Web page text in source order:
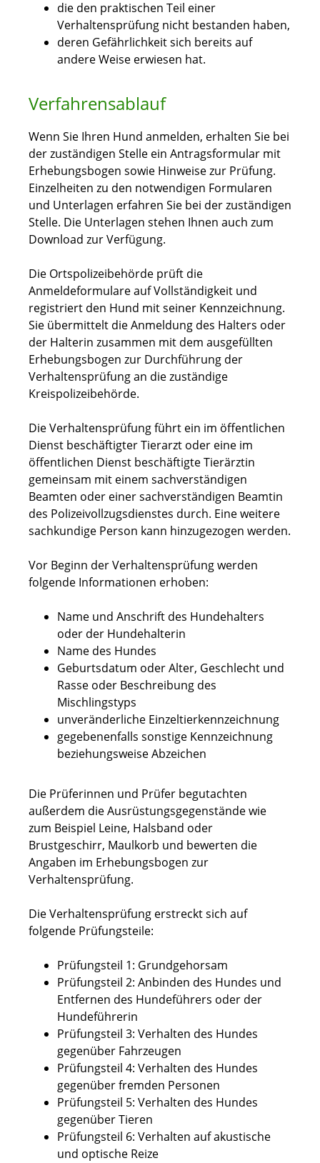
die den praktischen Teil einer
Verhaltensprüfung nicht bestanden haben,
deren Gefährlichkeit sich bereits auf
andere Weise erwiesen hat.
Verfahrensablauf
Wenn Sie Ihren Hund anmelden, erhalten Sie bei
der zuständigen Stelle ein Antragsformular mit
Erhebungsbogen sowie Hinweise zur Prüfung.
Einzelheiten zu den notwendigen Formularen
und Unterlagen erfahren Sie bei der zuständigen
Stelle. Die Unterlagen stehen Ihnen auch zum
Download zur Verfügung.
Die Ortspolizeibehörde prüft die
Anmeldeformulare auf Vollständigkeit und
registriert den Hund mit seiner Kennzeichnung.
Sie übermittelt die Anmeldung des Halters oder
der Halterin zusammen mit dem ausgefüllten
Erhebungsbogen zur Durchführung der
Verhaltensprüfung an die zuständige
Kreispolizeibehörde.
Die Verhaltensprüfung führt ein im öffentlichen
Dienst beschäftigter Tierarzt oder eine im
öffentlichen Dienst beschäftigte Tierärztin
gemeinsam mit einem sachverständigen
Beamten oder einer sachverständigen Beamtin
des Polizeivollzugsdienstes durch. Eine weitere
sachkundige Person kann hinzugezogen werden.
Vor Beginn der Verhaltensprüfung werden
folgende Informationen erhoben:
Name und Anschrift des Hundehalters
oder der Hundehalterin
Name des Hundes
Geburtsdatum oder Alter, Geschlecht und
Rasse oder Beschreibung des
Mischlingstyps
unveränderliche Einzeltierkennzeichnung
gegebenenfalls sonstige Kennzeichnung
beziehungsweise Abzeichen
Die Prüferinnen und Prüfer begutachten
außerdem die Ausrüstungsgegenstände wie
zum Beispiel Leine, Halsband oder
Brustgeschirr, Maulkorb und bewerten die
Angaben im Erhebungsbogen zur
Verhaltensprüfung.
Die Verhaltensprüfung erstreckt sich auf
folgende Prüfungsteile:
Prüfungsteil 1: Grundgehorsam
Prüfungsteil 2: Anbinden des Hundes und
Entfernen des Hundeführers oder der
Hundeführerin
Prüfungsteil 3: Verhalten des Hundes
gegenüber Fahrzeugen
Prüfungsteil 4: Verhalten des Hundes
gegenüber fremden Personen
Prüfungsteil 5: Verhalten des Hundes
gegenüber Tieren
Prüfungsteil 6: Verhalten auf akustische
und optische Reize